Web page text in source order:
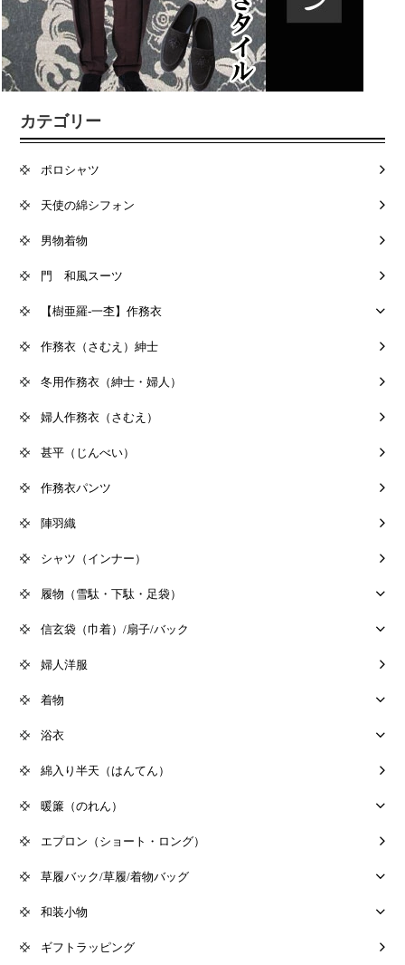
カテゴリー
ポロシャツ
天使の綿シフォン
男物着物
門 和風スーツ
【樹亜羅-一杢】作務衣
作務衣（さむえ）紳士
冬用作務衣（紳士・婦人）
婦人作務衣（さむえ）
甚平（じんべい）
作務衣パンツ
陣羽織
シャツ（インナー）
履物（雪駄・下駄・足袋）
信玄袋（巾着）/扇子/バック
婦人洋服
着物
浴衣
綿入り半天（はんてん）
暖簾（のれん）
エプロン（ショート・ロング）
草履バック/草履/着物バッグ
和装小物
ギフトラッピング